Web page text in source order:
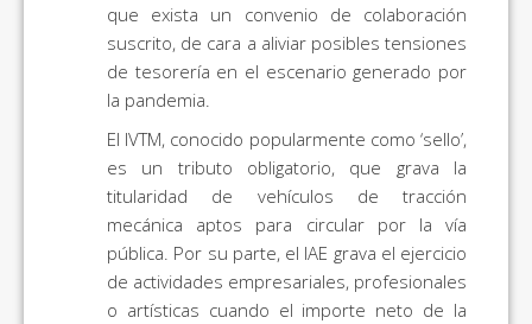
que exista un convenio de colaboración
suscrito, de cara a aliviar posibles tensiones
de tesorería en el escenario generado por
la pandemia.
El IVTM, conocido popularmente como ‘sello’,
es un tributo obligatorio, que grava la
titularidad de vehículos de tracción
mecánica aptos para circular por la vía
pública. Por su parte, el IAE grava el ejercicio
de actividades empresariales, profesionales
o artísticas cuando el importe neto de la